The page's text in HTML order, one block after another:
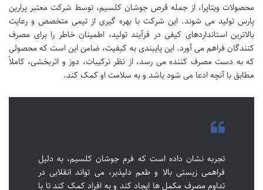
محصولات ویتاپرا، از جمله قرص جوشان کلسیم، توسط شرکت معتبر پرارین
پارس تولید می شوند. این شرکت با بهره گیری از تیمی متخصص و رعایت
بالاترین استانداردهای کیفی در فرآیند تولید، اطمینان خاطر را برای مصرف
کنندگان فراهم می آورد. این پایبندی به کیفیت، ضامن این است که محصولی
که به دست مصرف کننده می رسد، از نظر ترکیبات، دوز و اثربخشی، کاملاً
مطابق با آنچه ادعا می شود باشد و به سلامت او کمک کند.
تجربه نشان داده است که فرم جوشان کلسیم، به دلیل
فراهمی زیستی بالا و طعم دلپذیر، می تواند انقلابی در
تداوم مصرف مکمل ها ایجاد کند و به افراد کمک کند تا با